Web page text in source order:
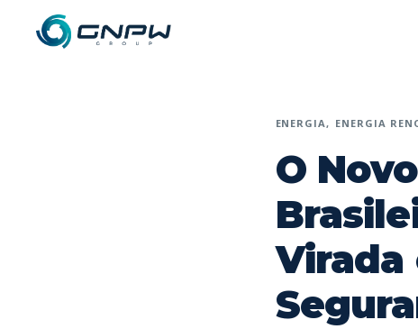
ENERGIA ENERGIA
O
Virada